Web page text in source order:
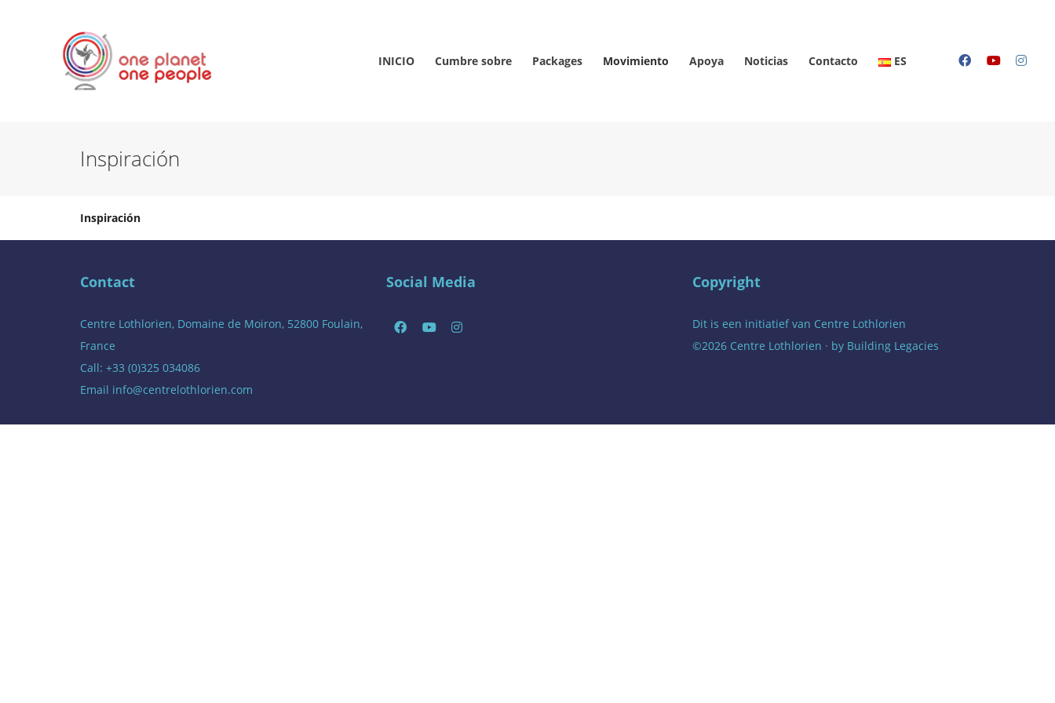
INICIO Cumbre sobre Packages Movimiento Apoya Noticias Contacto ES
Inspiración
Inspiración
Contact
Centre Lothlorien, Domaine de Moiron, 52800 Foulain,
France
Call: +33 (0)325 034086
Email info@centrelothlorien.com
Social Media Copyright
Dit is een initiatief van Centre Lothlorien
©2026 Centre Lothlorien · by Building Legacies